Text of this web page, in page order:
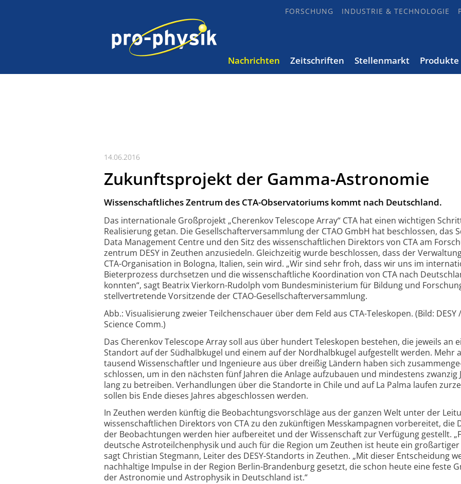
FORSCHUNG INDUSTRIE & TECHNOLOGIE
Nachrichten Zeitschriften Stellenmarkt Produkte
14.06.2016
Zukunftsprojekt der Gamma-Astronomie
Wissenschaftliches Zentrum des CTA-Obser­va­toriums kommt nach Deutsch­land.
Das internationale Großprojekt „Cherenkov Telescope Array“ CTA hat einen wichtigen
Reali­sierung getan. Die Gesell­schafter­ver­sammlung der CTAO GmbH hat beschlossen, das
Data Manage­ment Centre und den Sitz des wissen­schaft­lichen Direktors von CTA am
zentrum DESY in Zeuthen anzu­siedeln. Gleich­zeitig wurde beschlossen, dass der
CTA-Orga­nisation in Bologna, Italien, sein wird. „Wir sind sehr froh, dass wir uns im
Bieter­prozess durch­setzen und die wissen­schaftliche Koordi­nation von CTA nach
konnten“, sagt Beatrix Vier­korn-Rudolph vom Bundes­minis­terium für Bildung und
stell­ver­tretende Vorsitzende der CTAO-Gesell­schafter­ver­sammlung.
Abb.: Visualisierung zweier Teilchen­schauer über dem Feld aus CTA-Teleskopen. (Bild: DESY
Science Comm.)
Das Cherenkov Telescope Array soll aus über hundert Teleskopen bestehen, die jeweils an
Stand­ort auf der Süd­halb­kugel und einem auf der Nord­halb­kugel auf­ge­stellt werden. Mehr
tausend Wissen­schaftler und Ingenieure aus über dreißig Ländern haben sich
schlossen, um in den nächsten fünf Jahren die Anlage aufzu­bauen und mindestens zwanzig
lang zu betreiben. Verhand­lungen über die Stand­orte in Chile und auf La Palma laufen
sollen bis Ende dieses Jahres abge­schlossen werden.
In Zeuthen werden künftig die Beobachtungs­vor­schläge aus der ganzen Welt unter der
wissen­schaft­lichen Direktors von CTA zu den zukünf­tigen Mess­kampagnen vor­bereitet, die
der Beob­achtungen werden hier auf­bereitet und der Wissen­schaft zur Verfügung gestellt.
deutsche Astro­teilchen­physik und auch für die Region um Zeuthen ist heute ein groß­artiger
sagt Christian Steg­mann, Leiter des DESY-Stand­orts in Zeuthen. „Mit dieser Entscheidung
nach­haltige Impulse in der Region Berlin-Branden­burg gesetzt, die schon heute eine feste
der Astro­nomie und Astro­physik in Deutsch­land ist.“